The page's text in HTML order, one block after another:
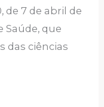
de 7 de abril de
Saúde, que
das ciências